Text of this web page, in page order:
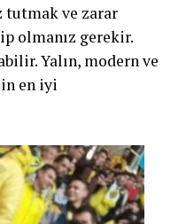
tutmak ve zarar
olmanız gerekir.
Yalın, modern ve
en iyi